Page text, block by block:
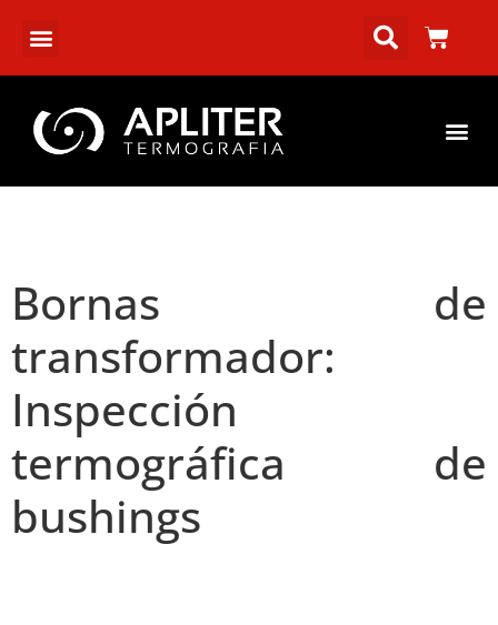
Bornas de
transformador:
Inspección
termográfica de
bushings